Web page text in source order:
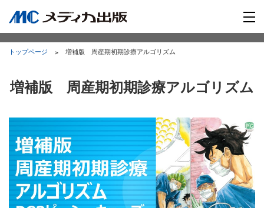
トップページ 増補版 周産期初期診療アルゴリズム
増補版 周産期初期診療アルゴリズム